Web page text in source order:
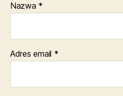
Nazwa *
Adres email *